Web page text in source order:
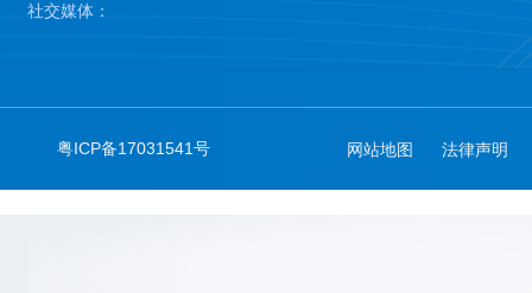
社交媒体：
粤ICP备17031541号 网站地图 法律声明